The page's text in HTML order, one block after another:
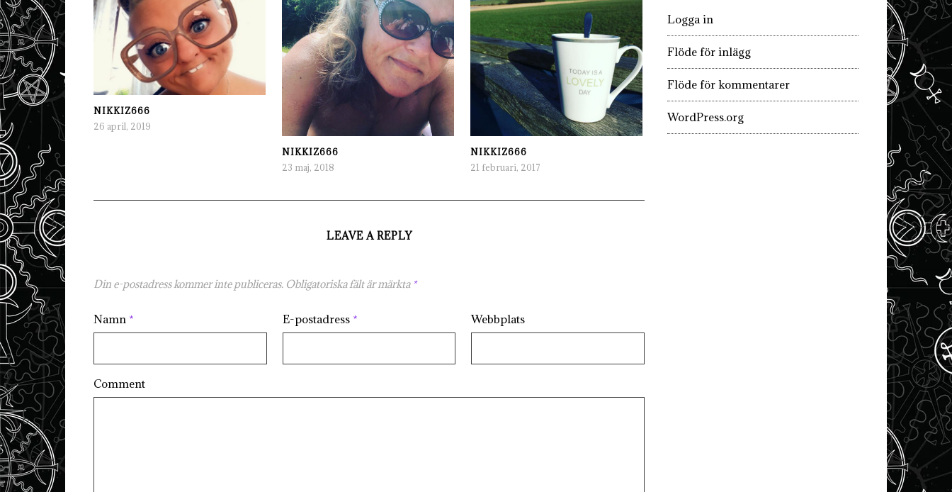
NIKKIZ666
26 april, 2019
NIKKIZ666
23 maj, 2018
NIKKIZ666
21 februari, 2017
LEAVE A REPLY
Din e-postadress kommer inte publiceras. Obligatoriska fält är märkta *
Namn * E-postadress * Webbplats
Comment
Logga in
Flöde för inlägg
Flöde för kommentarer
WordPress.org